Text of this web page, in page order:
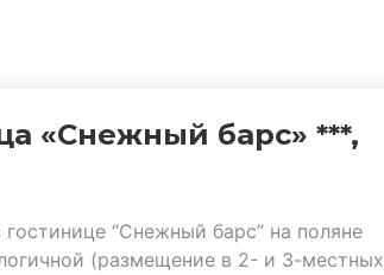
«Снежный барс» ***,
“Снежный барс” на поляне
(размещение в 2- и 3-местных